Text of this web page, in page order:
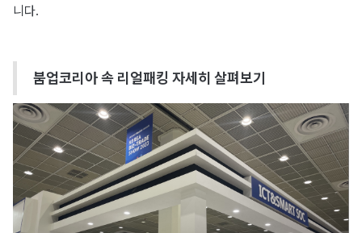
니다.
붐업코리아 속 리얼패킹 자세히 살펴보기